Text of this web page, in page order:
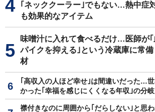
｢ネッククーラー｣でもない…熱中症
も効果的なアイテム
味噌汁に入れて食べるだけ…医師が｢
パイクを抑える｣という冷蔵庫に常
材
｢高収入の人ほど幸せ｣は間違いだった…
かった｢幸福を感じにくくなる年収｣の分
襟付きなのに周囲から｢だらしない｣と思